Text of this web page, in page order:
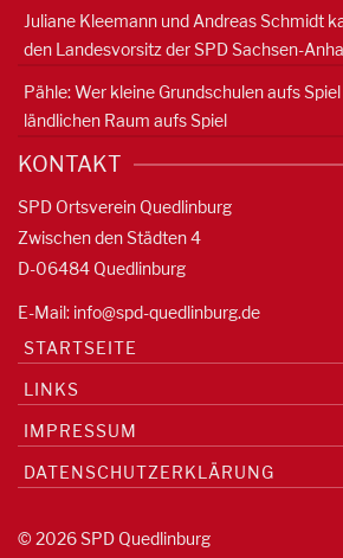
Juliane Kleemann und Andreas Schmidt
den Landesvorsitz der SPD Sachsen-
Pähle: Wer kleine Grundschulen aufs
ländlichen Raum aufs Spiel
KONTAKT
SPD Ortsverein Quedlinburg
Zwischen den Städten 4
D-06484 Quedlinburg
E-Mail: info@spd-quedlinburg.de
STARTSEITE
LINKS
IMPRESSUM
DATENSCHUTZERKLÄRUNG
© 2026 SPD Quedlinburg